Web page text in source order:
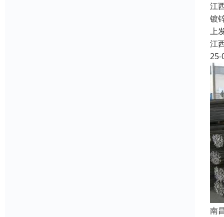
江
镀
上
江
25-
南